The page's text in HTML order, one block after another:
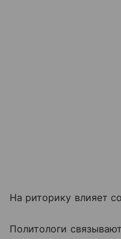
На риторику влияет
Политологи